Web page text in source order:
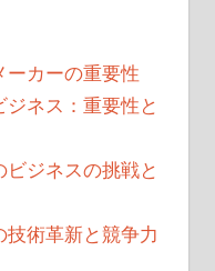
ーカーの重要性
ネス：重要性と
ジネスの挑戦と
術革新と競争力